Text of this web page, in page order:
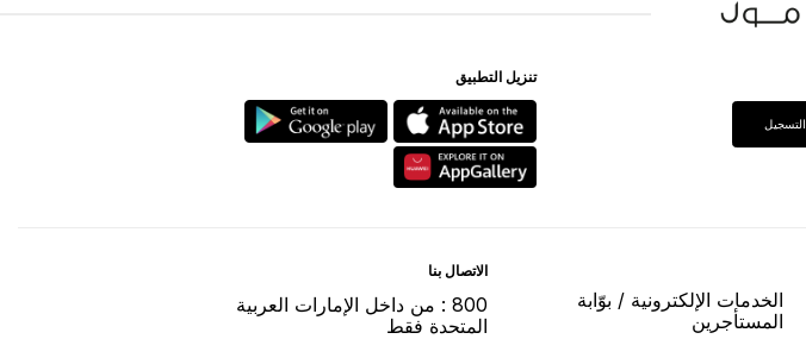
اﻟﺘﺴﺠﻴﻞ
ﺗﻨﺰﻳﻞ اﻟﺘﻄﺒﻴﻖ
اﻟﺨﺪﻣﺎﺕ اﻹﻟﻜﺘﺮﻭﻧﻴﺔ / ﺑﻮّاﺑﺔ
اﻟﻤﺴﺘﺄﺟﺮﻳﻦ
اﻻﺗﺼﺎﻝ ﺑﻨﺎ
800 : ﻣﻦ ﺩاﺧﻞ اﻹﻣﺎﺭاﺕ اﻟﻌﺮﺑﻴﺔ
اﻟﻤﺘﺤﺪﺓ ﻓﻘﻂ